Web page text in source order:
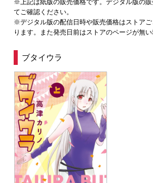
※上記は紙版の販売価格です。デジタル版の
てご確認ください。
※デジタル版の配信日時や販売価格はストア
ります。また発売日前はストアのページが無い
ブタイウラ